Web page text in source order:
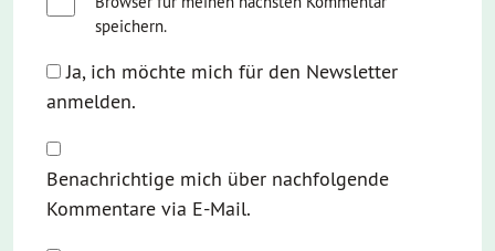
speichern.
Ja, ich möchte mich für den Newsletter
anmelden.
Benachrichtige mich über nachfolgende
Kommentare via E-Mail.